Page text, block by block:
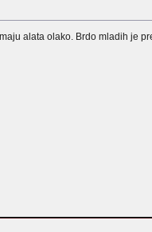
alata olako. Brdo mladih je